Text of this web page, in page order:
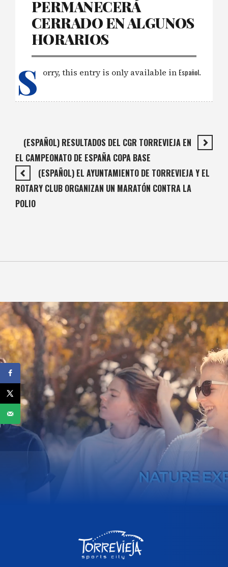
PERMANECERÁ
CERRADO EN ALGUNOS
HORARIOS
S orry, this entry is only available in Español.
(ESPAÑOL) RESULTADOS DEL CGR TORREVIEJA EN
EL CAMPEONATO DE ESPAÑA COPA BASE
(ESPAÑOL) EL AYUNTAMIENTO DE TORREVIEJA Y EL
ROTARY CLUB ORGANIZAN UN MARATÓN CONTRA LA
POLIO